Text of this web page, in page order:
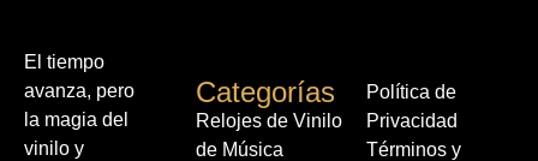
El tiempo
avanza, pero
la magia del
vinilo y
Categorías
Relojes de Vinilo
de Música
Política de
Privacidad
Términos y